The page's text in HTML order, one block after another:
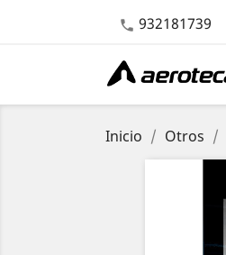
 932181739
Inicio Otros